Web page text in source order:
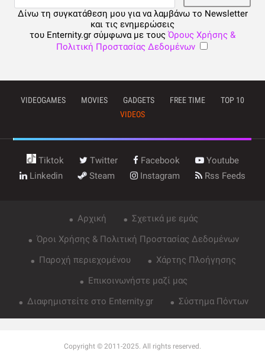
Δίνω τη συγκατάθεση μου για να λαμβάνω το Newsletter
και τις ενημερώσεις
του Enternity.gr σύμφωνα με τους Όρους Χρήσης &
Πολιτική Προστασίας Δεδομένων
VIDEOGAMES MOVIES GADGETS FREE TIME
TOP 10
VIDEOS
Tiktok Twitter Facebook
Youtube
Linkedin
Steam Instagram Rss Feeds
Αρχική
Σχετικά με εμάς
Όροι Χρήσης & Πολιτική Προστασίας Δεδομένων
Παροχή περιεχομένου
Χάρτης Πλοήγησης
Επικοινωνήστε μαζί μας
Διαφημιστείτε στο Enternity.gr
Σύστημα Πόντων
Copyright © 2011-2025. All rights reserved.